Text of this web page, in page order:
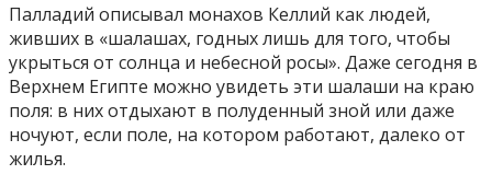
Палладий описывал монахов Келлий как людей,
живших в «шалашах, годных лишь для того, чтобы
укрыться от солнца и небесной росы». Даже сегодня в
Верхнем Египте можно увидеть эти шалаши на краю
поля: в них отдыхают в полуденный зной или даже
ночуют, если поле, на котором работают, далеко от
жилья.